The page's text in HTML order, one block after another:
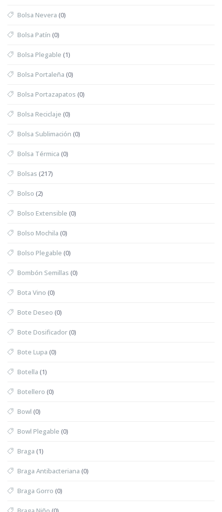
Bolsa Nevera (0)
Bolsa Patín (0)
Bolsa Plegable (1)
Bolsa Portaleña (0)
Bolsa Portazapatos (0)
Bolsa Reciclaje (0)
Bolsa Sublimación (0)
Bolsa Térmica (0)
Bolsas (217)
Bolso (2)
Bolso Extensible (0)
Bolso Mochila (0)
Bolso Plegable (0)
Bombón Semillas (0)
Bota Vino (0)
Bote Deseo (0)
Bote Dosificador(0)
Bote Lupa (0)
Botella (1)
Botellero (0)
Bowl (0)
Bowl Plegable (0)
Braga (1)
Braga Antibacteriana (0)
Braga Gorro (0)